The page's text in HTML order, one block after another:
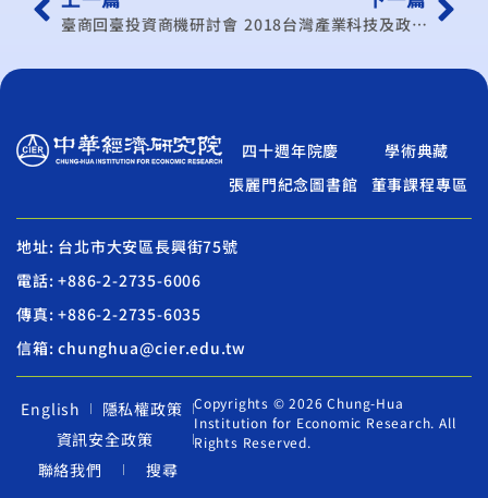
臺商回臺投資商機研討會 2018台灣產業科技及政策論壇－AIoT創新科技 健康醫療新革命
四十週年院慶
學術典藏
張麗門紀念圖書館
董事課程專區
地址: 台北市大安區長興街75號
電話: +886-2-2735-6006
傳真: +886-2-2735-6035
信箱: chunghua@cier.edu.tw
English
隱私權政策
資訊安全政策
聯絡我們
搜尋
Copyrights © 2026 Chung-Hua
Institution for Economic Research. All
Rights Reserved.